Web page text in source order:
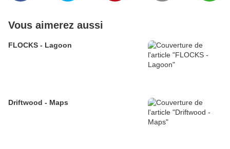
Vous aimerez aussi
FLOCKS - Lagoon
Driftwood - Maps